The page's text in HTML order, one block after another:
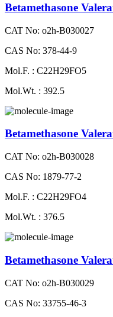
Betamethasone
CAT No: o2h-B030027
CAS No: 378-44-9
Mol.F. : C22H29FO5
Mol.Wt. : 392.5
Betamethasone
CAT No: o2h-B030028
CAS No: 1879-77-2
Mol.F. : C22H29FO4
Mol.Wt. : 376.5
Betamethasone
CAT No: o2h-B030029
CAS No: 33755-46-3